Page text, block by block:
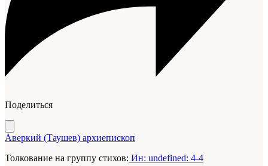
Поделиться
Аверкий (Таушев) архиепископ
Толкование на группу стихов: Ин: undefined: 4-4